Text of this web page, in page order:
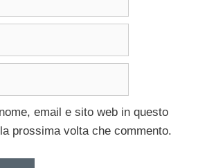
email e sito web in questo
prossima volta che commento.